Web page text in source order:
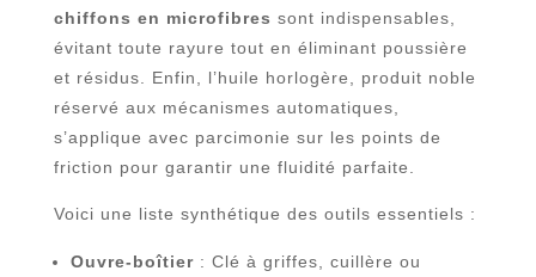
chiffons en microfibres sont indispensables,
évitant toute rayure tout en éliminant poussière
et résidus. Enfin, l’huile horlogère, produit noble
réservé aux mécanismes automatiques,
s’applique avec parcimonie sur les points de
friction pour garantir une fluidité parfaite.
Voici une liste synthétique des outils essentiels :
Ouvre-boîtier: Clé à griffes, cuillère ou